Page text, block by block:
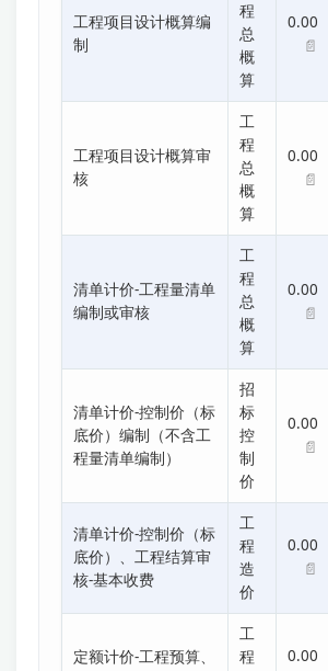
工程项目设计概算编
制
程
总
概
算
0.00
📄
工程项目设计概算审
核
工
程
总
概
算
0.00
📄
清单计价-工程量清单
编制或审核
工
程
总
概
算
0.00
📄
清单计价-控制价（标
底价）编制（不含工
程量清单编制）
招
标
控
制
价
0.00
📄
清单计价-控制价（标
底价）、工程结算审
核-基本收费
工
程
造
价
0.00
📄
定额计价-工程预算、
工
程
0.00